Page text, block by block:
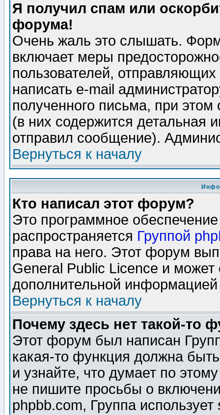
Я получил спам или
форума!
Очень жаль это слышать.
включает меры
пользователей,
написать e-mail
полученного письма, при этом
(в них содержится детальная
отправил сообщение).
Вернуться к началу
Кто написал этот форум?
Это программное
распространяется Группой
права на него. Этот форум
General Public Licence и может
дополнительной
Вернуться к началу
Почему здесь нет такой-то
Этот форум был написан
какая-то функция должна
и узнайте, что думает по
не пишите просьбы о
phpbb.com, Группа